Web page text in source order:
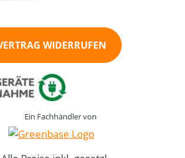
WIDERRUFEN
Ein Fachhändler von